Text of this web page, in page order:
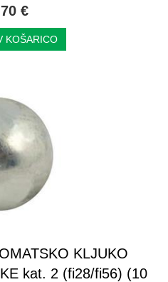
€
KOŠARICO
KLJUKO
kat. 2 (fi28/fi56) (10